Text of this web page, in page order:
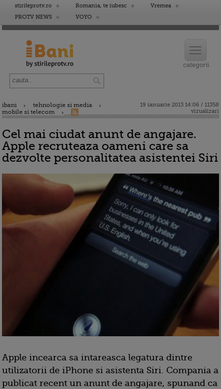
stirileprotv.ro Romania, te iubesc
Vremea
PROTV NEWS
VOYO
ibani
tehnologie si media
mobile si telecom
19 ianuarie 2013 14:06 / 11358
vizualizari
Cel mai ciudat anunt de angajare.
Apple recruteaza oameni care sa
dezvolte personalitatea asistentei Siri
Apple incearca sa intareasca legatura dintre
utilizatorii de iPhone si asistenta Siri. Compania a
publicat recent un anunt de angajare, spunand ca